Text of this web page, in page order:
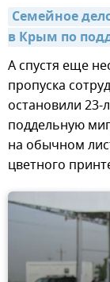
Семейное
в Крым по
А спустя еще
пропуска
остановили 23-
поддельную
на обычном
цветного